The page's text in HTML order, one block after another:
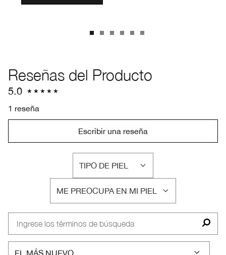
Reseñas del Producto
5.0
1 reseña
Escribir una reseña
TIPO DE PIEL
FILTRAR
RESEÑAS
POR
TIPO
DE
PIEL
ME PREOCUPA EN MI PIEL
FILTRAR
RESEÑAS
ME
EN